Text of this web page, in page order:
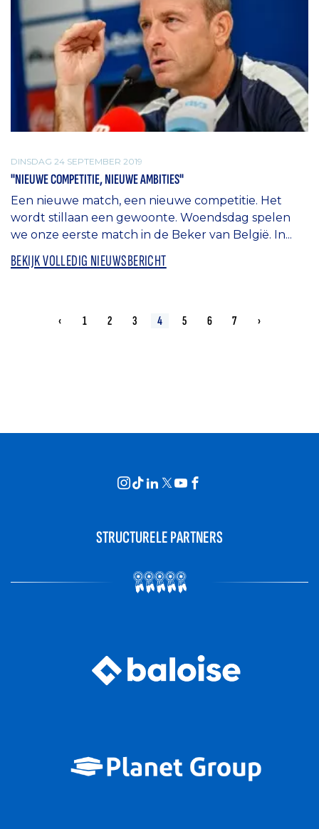
DINSDAG 24 SEPTEMBER 2019
"NIEUWE COMPETITIE, NIEUWE AMBITIES"
Een nieuwe match, een nieuwe competitie. Het
wordt stillaan een gewoonte. Woendsdag spelen
we onze eerste match in de Beker van België. In...
BEKIJK VOLLEDIG NIEUWSBERICHT
‹ 1 2 3 4 5 6 7 ›
STRUCTURELE PARTNERS